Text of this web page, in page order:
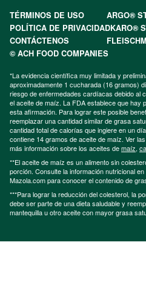
TÉRMINOS DE USO
ARGO®
POLÍTICA DE PRIVACIDADKARO®
CONTÁCTENOS
© ACH FOOD COMPANIES
*La evidencia científica muy limitada y
aproximadamente 1 cucharada (16 gramos)
riesgo de enfermedades cardíacas debido al
el aceite de maíz. La FDA establece que hay
esta afirmación. Para lograr este posible
reemplazar una cantidad similar de grasa
cantidad total de calorías que ingiere en un
contiene 14 gramos de aceite de maíz. Ver
más información sobre los aceites demaíz,
**El aceite de maíz es un alimento sin
porción. Consulte la información nutricional
Mazola.com para conocer el contenido de
***Para lograr la reducción del colesterol, la
debe ser parte de una dieta saludable y
mantequilla u otro aceite con mayor grasa